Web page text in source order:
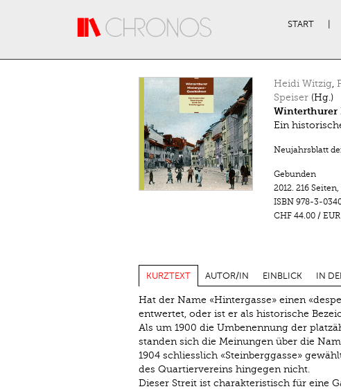
START
Heidi Witzig,
Speiser(Hg.)
Winterthurer
Ein
Neujahrsblatt
Gebunden
2012. 216 Seiten,
ISBN 978-3-
CHF 44.00/
KURZTEXT AUTOR/IN EINBLICK IN
Hat der Name «Hintergasse» einen
entwertet, oder ist er als historische
Als um 1900 die Umbenennung der
standen sich die Meinungen über die
1904 schliesslich «Steinberggasse»
des Quartiervereins hingegen nicht.
Dieser Streit ist charakteristisch für eine